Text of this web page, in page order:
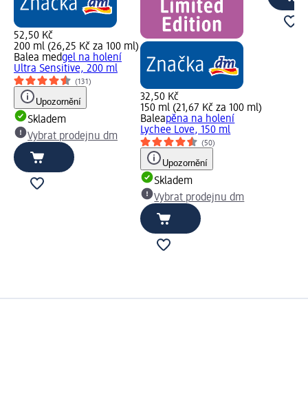
52,50 Kč
200 ml (26,25 Kč za 100 ml)
Balea medgel na holení
Ultra Sensitive, 200 ml
(131)
Upozornění
Skladem
Vybrat prodejnu dm
32,50 Kč
150 ml (21,67 Kč za 100 ml)
Baleapěna na holení
Lychee Love, 150 ml
(50)
Upozornění
Skladem
Vybrat prodejnu dm